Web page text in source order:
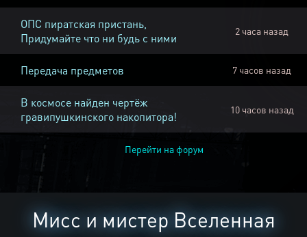
ОПС пиратская пристань,
Придумайте что ни будь с ними
2 часа назад
Передача предметов 7 часов назад
В космосе найден чертёж
гравипушкинского накопитора!
10 часов назад
Перейти на форум
Мисс и мистер Вселенная